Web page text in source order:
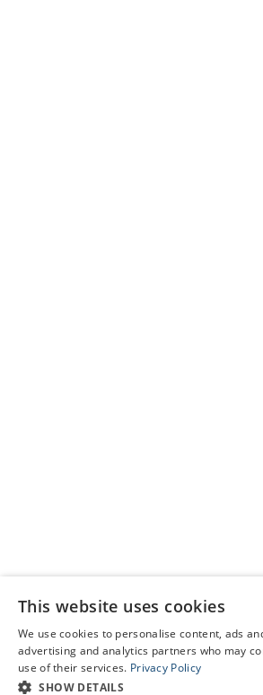
This website uses cookies
We use cookies to personalise content, ads
advertising and analytics partners who may
use of their services. Privacy Policy
SHOW DETAILS